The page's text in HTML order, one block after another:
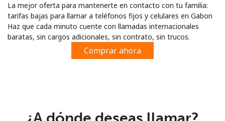
Regístrate con
La mejor oferta para mantenerte en contacto con tu familia:
tarifas bajas para llamar a teléfonos fijos y celulares en Gabon
Haz que cada minuto cuente con llamadas internacionales
baratas, sin cargos adicionales, sin contrato, sin trucos.
Comprar ahora